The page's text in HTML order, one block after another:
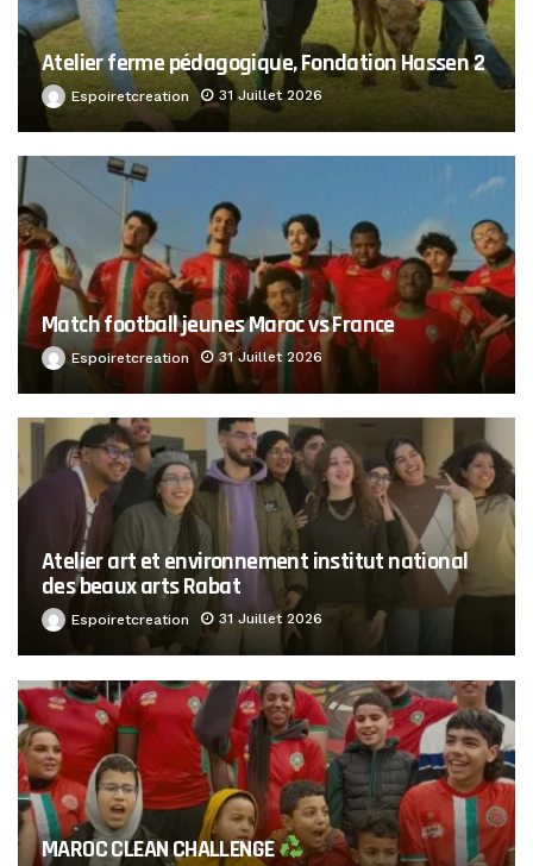
Atelier ferme pédagogique, Fondation Hassen 2
Espoiretcreation 31 Juillet 2026
Match football jeunes Maroc vs France
Espoiretcreation 31 Juillet 2026
Atelier art et environnement institut national
des beaux arts Rabat
Espoiretcreation 31 Juillet 2026
MAROC CLEAN CHALLENGE